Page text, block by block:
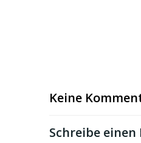
Keine
Schreibe